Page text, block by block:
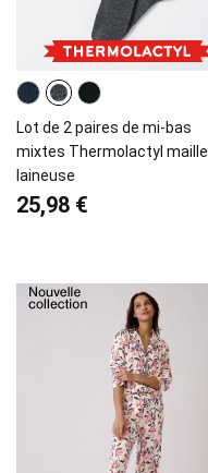
Lot de 2 paires de mi-bas
mixtes Thermolactyl maille
laineuse
25,98 €